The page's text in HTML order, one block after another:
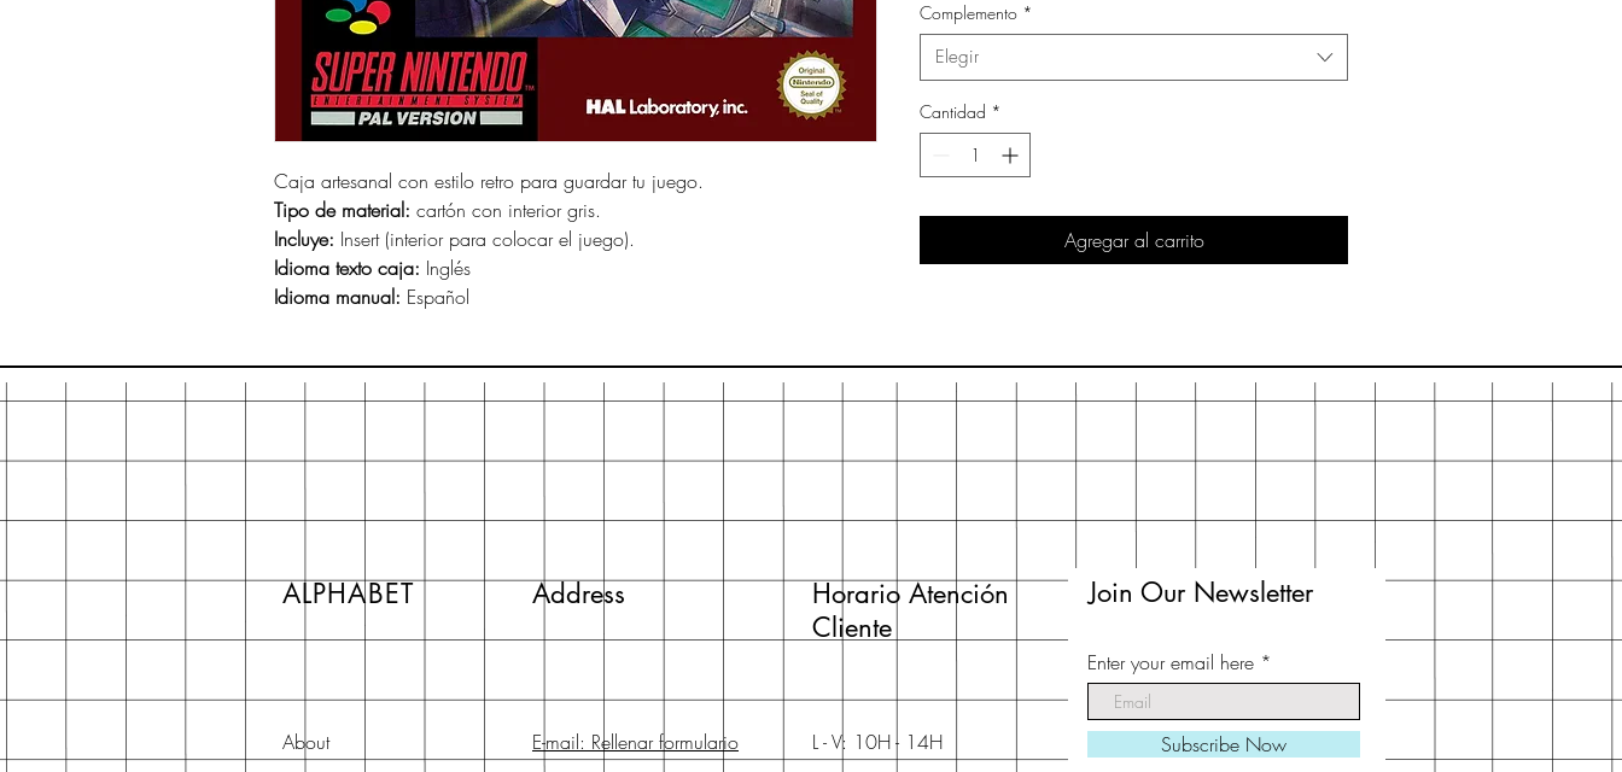
Caja artesanal con estilo retro para guardar tu juego.
Tipo de material: cartón con interior gris.
Incluye: Insert (interior para colocar el juego).
Idioma texto caja: Inglés
Idioma manual: Español
Complemento *
Elegir
Cantidad *
Agregar al carrito
ALPHABET Address
About
E-mail: Rellenar formulario
Horario Atención
Cliente
L - V: 10H - 14H
Join Our Newsletter
Enter your email here
Subscribe Now